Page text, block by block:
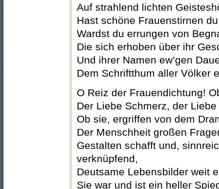
Auf strahlend lichten
Hast schöne Frauenstirnen
Wardst du errungen von
Die sich erhoben über ihr
Und ihrer Namen ew’gen
Dem Schriftthum aller Völker
O Reiz der Frauendichtung!
Der Liebe Schmerz, der
Ob sie, ergriffen von dem
Der Menschheit großen
Gestalten schafft und,
verknüpfend,
Deutsame Lebensbilder weit
Sie war und ist ein heller